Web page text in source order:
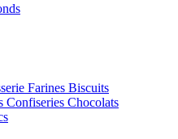
Farines Biscuits
Confiseries Chocolats